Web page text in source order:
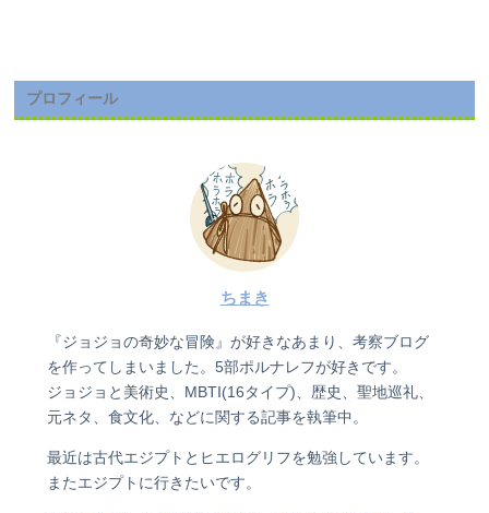
プロフィール
ちまき
『ジョジョの奇妙な冒険』が好きなあまり、考察ブログ
を作ってしまいました。5部ポルナレフが好きです。
ジョジョと美術史、MBTI(16タイプ)、歴史、聖地巡礼、
元ネタ、食文化、などに関する記事を執筆中。
最近は古代エジプトとヒエログリフを勉強しています。
またエジプトに行きたいです。